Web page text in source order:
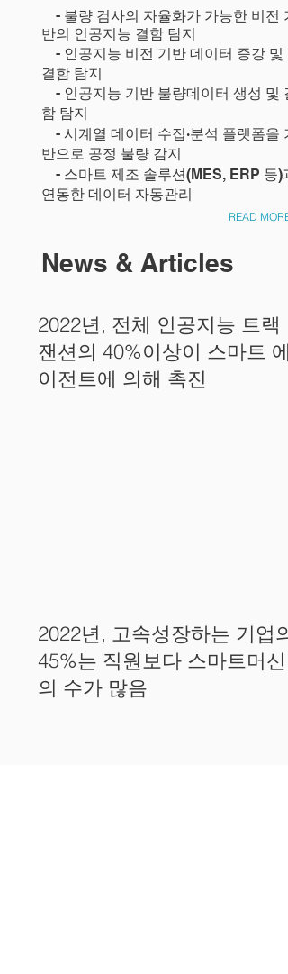
- 불량 검사의 자율화가 가능한 비전
반의 인공지능 결함 탐지
- 인공지능 비전 기반 데이터 증강 및
결함 탐지
- 인공지능 기반 불량데이터 생성 및
함 탐지
- 시계열 데이터 수집·분석 플랫폼을
반으로 공정 불량 감지
- 스마트 제조 솔루션(MES, ERP 등)과
연동한 데이터 자동관리
READ MORE
News & Articles
2022년, 전체 인공지능 트랙
잰션의 40%이상이 스마트 에
이전트에 의해 촉진
2022년, 고속성장하는 기업의
45%는 직원보다 스마트머신
의 수가 많음